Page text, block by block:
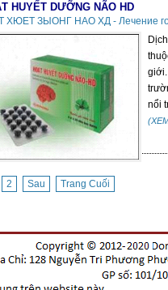
HUYẾT DƯỠNG NÃO HD
ХЮЕТ ЗЫОНГ НАО ХД - Лечение
nổi
2 Sau Trang Cuối